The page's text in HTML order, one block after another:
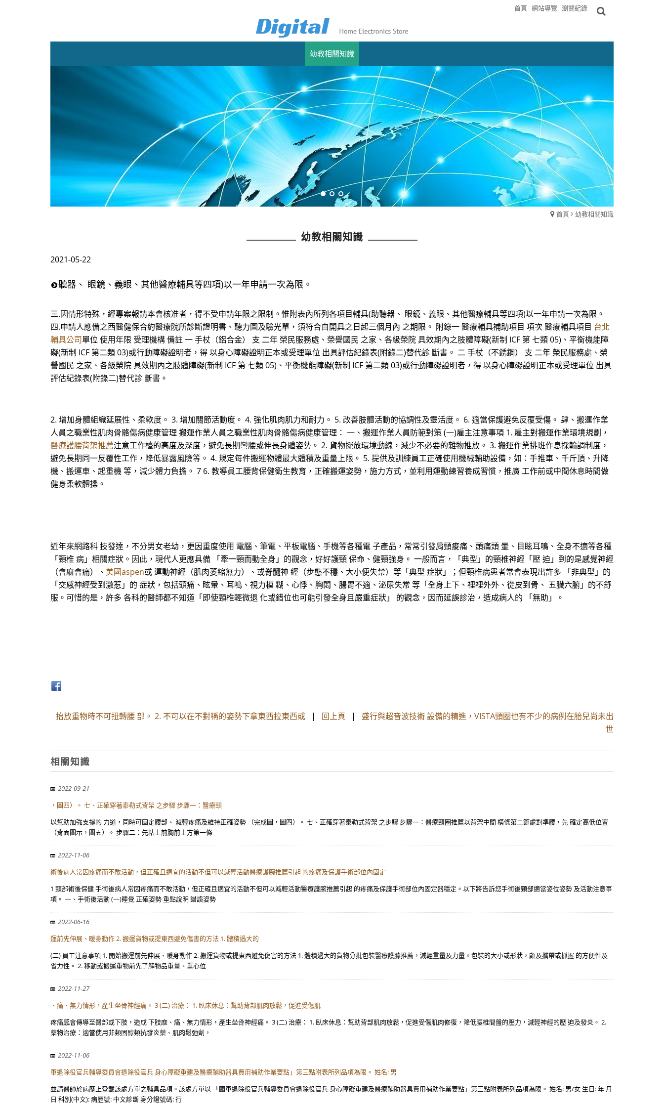
首頁 網站導覽 瀏覽紀錄
幼教相關知識
首頁 幼教相關知識
幼教相關知識
2021-05-22
聽器、 眼鏡、義眼、其他醫療輔具等四項)以一年申請一次為限。
三.因情形特殊，經專案報請本會核准者，得不受申請年限之限制。惟附表內所列各項目輔具(助聽器、 眼鏡、義眼、其他醫療輔具等四項)以一年申請一次為限。
四.申請人應備之西醫健保合約醫療院所診斷證明書、聽力圖及驗光單，須符合自開具之日起三個月內 之期限。 附錄一 醫療輔具補助項目 項次 醫療輔具項目 台北
輔具公司單位 使用年限 受理機構 備註 一 手杖（鋁合金） 支 二年 榮民服務處、榮譽國民 之家、各級榮院 具效期內之肢體障礙(新制 ICF 第 七類 05)、平衡機能障
礙(新制 ICF 第二類 03)或行動障礙證明者，得 以身心障礙證明正本或受理單位 出具評估紀錄表(附錄二)替代診 斷書。 二 手杖（不銹鋼） 支 二年 榮民服務處、榮
譽國民 之家、各級榮院 具效期內之肢體障礙(新制 ICF 第 七類 05)、平衡機能障礙(新制 ICF 第二類 03)或行動障礙證明者，得 以身心障礙證明正本或受理單位 出具
評估紀錄表(附錄二)替代診 斷書。
2. 增加身體組織延展性、柔軟度。 3. 增加關節活動度。 4. 強化肌肉肌力和耐力。 5. 改善肢體活動的協調性及靈活度。 6. 適當保護避免反覆受傷。 肆、搬運作業
人員之職業性肌肉骨骼傷病健康管理 搬運作業人員之職業性肌肉骨骼傷病健康管理： 一、搬運作業人員防範對策 (一)雇主注意事項 1. 雇主對搬運作業環境規劃，
醫療護腰背架推薦注意工作檯的高度及深度，避免長期彎腰或伸長身體姿勢。 2. 貨物擺放環境動線，減少不必要的雜物推放。 3. 搬運作業排班作息採輪調制度，
避免長期同一反覆性工作，降低暴露風險等。 4. 規定每件搬運物體最大體積及重量上限。 5. 提供及訓練員工正確使用機械輔助設備，如：手推車、千斤頂、升降
機、搬運車、起重機 等，減少體力負擔。 7 6. 教導員工腰背保健衛生教育，正確搬運姿勢，施力方式，並利用運動練習養成習慣，推廣 工作前或中間休息時間做
健身柔軟體操。
近年來網路科 技發達，不分男女老幼，更因重度使用 電腦、筆電、平板電腦、手機等各種電 子產品，常常引發肩頸痠痛、頭痛頭 暈、目眩耳鳴、全身不適等各種
「頸椎 病」相關症狀。因此，現代人更應具備 「牽一頸而動全身」的觀念，好好護頸 保命、健頸強身。 一般而言，「典型」的頸椎神經「壓 迫」到的是感覺神經
（會麻會痛）、 美國aspen或 運動神經（肌肉萎縮無力）、或脊髓神 經（步態不穩、大小便失禁）等「典型 症狀」；但頸椎病患者常會表現出許多 「非典型」的
「交感神經受到激惹」的 症狀，包括頭痛、眩暈、耳鳴、視力模 糊、心悸、胸悶、腸胃不適、泌尿失常 等「全身上下、裡裡外外、從皮到骨、 五臟六腑」的不舒
服。可惜的是，許多 各科的醫師都不知道「即使頸椎輕微退 化或錯位也可能引發全身且嚴重症狀」 的觀念，因而延誤診治，造成病人的 「無助」。
抬放重物時不可扭轉腰 部。 2. 不可以在不對稱的姿勢下拿東西拉東西或 | 回上頁 | 盛行與超音波技術 設備的精進，VISTA頸圈也有不少的病例在胎兒尚未出
世
相關知識
2022-09-21
，圖四）。 七、正確穿著泰勒式背架 之步驟 步驟一：醫療頸
以幫助加強支撐的 力道，同時可固定腰部、 減輕疼痛及維持正確姿勢 （完成圖，圖四）。 七、正確穿著泰勒式背架 之步驟 步驟一：醫療頸圈推薦以背架中間 橫條第二節處對準腰，先 確定高低位置
（背面圖示，圖五）。 步驟二：先粘上前胸前上方第一條
2022-11-06
術後病人常因疼痛而不敢活動，但正確且適宜的活動不但可以減輕活動醫療護腕推薦引起 的疼痛及保護手術部位內固定
1 頸部術後保健 手術後病人常因疼痛而不敢活動，但正確且適宜的活動不但可以減輕活動醫療護腕推薦引起 的疼痛及保護手術部位內固定器穩定。以下將告訴您手術後頸部適當姿位姿勢 及活動注意事
項。 一、手術後活動 (一)睡覺 正確姿勢 重點說明 錯誤姿勢
2022-06-16
運前先伸展、暖身動作 2. 搬運貨物或提東西避免傷害的方法 1. 體積過大的
(二) 員工注意事項 1. 開始搬運前先伸展、暖身動作 2. 搬運貨物或提東西避免傷害的方法 1. 體積過大的貨物分批包裝醫療護膝推薦，減輕重量及力量。包裝的大小或形狀，顧及攜帶或抓握 的方便性及
省力性。 2. 移動或搬運重物前先了解物品重量、重心位
2022-11-27
、痛、無力情形，產生坐骨神經痛。 3 (二) 治療： 1. 臥床休息：幫助背部肌肉放鬆，促進受傷肌
疼痛感會傳導至臀部或下肢，造成 下肢麻、痛、無力情形，產生坐骨神經痛。 3 (二) 治療： 1. 臥床休息：幫助背部肌肉放鬆，促進受傷肌肉修復，降低腰椎間盤的壓力，減輕神經的壓 迫及發炎。 2.
藥物治療：適當使用非類固醇類抗發炎藥、肌肉鬆弛劑，
2022-11-06
軍退除役官兵輔導委員會退除役官兵 身心障礙重建及醫療輔助器具費用補助作業要點」第三點附表所列品項為限。 姓名: 男
並請醫師於病歷上登載該處方單之輔具品項。該處方單以 「國軍退除役官兵輔導委員會退除役官兵 身心障礙重建及醫療輔助器具費用補助作業要點」第三點附表所列品項為限。 姓名: 男/女 生日: 年 月
日 科別(中文): 病歷號: 中文診斷 身分證號碼: 行